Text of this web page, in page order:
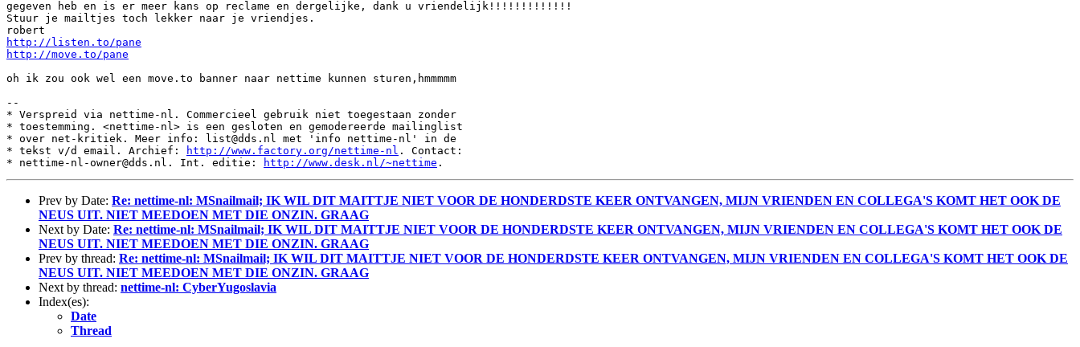
gegeven heb en is er meer kans op reclame en dergelijke, dank u vriendelijk!!!!!!!!!!!!!
Stuur je mailtjes toch lekker naar je vriendjes.
http://listen.to/pane
http://move.to/pane
oh ik zou ook wel een move.to banner naar nettime kunnen sturen,hmmmmm
--
* Verspreid via nettime-nl. Commercieel gebruik niet toegestaan zonder
* toestemming. <nettime-nl> is een gesloten en gemodereerde mailinglist
* over net-kritiek. Meer info: list@dds.nl met 'info nettime-nl' in de
* tekst v/d email. Archief:
http://www.factory.org/nettime-nl . Contact:
* nettime-nl-owner@dds.nl. Int. editie:
http://www.desk.nl/~nettime
Prev by Date: Re: nettime-nl: MSnailmail; IK WIL DIT MAITTJE NIET VOOR DE HONDERDSTE KEER ONTVANGEN, MIJN VRIENDEN EN COLLEGA'S KOMT HET OOK DE
NEUS UIT. NIET MEEDOEN MET DIE ONZIN. GRAAG
Next by Date: Re: nettime-nl: MSnailmail; IK WIL DIT MAITTJE NIET VOOR DE HONDERDSTE KEER ONTVANGEN, MIJN VRIENDEN EN COLLEGA'S KOMT HET OOK DE
NEUS UIT. NIET MEEDOEN MET DIE ONZIN. GRAAG
Prev by thread: Re: nettime-nl: MSnailmail; IK WIL DIT MAITTJE NIET VOOR DE HONDERDSTE KEER ONTVANGEN, MIJN VRIENDEN EN COLLEGA'S KOMT HET OOK DE
NEUS UIT. NIET MEEDOEN MET DIE ONZIN. GRAAG
Next by thread: nettime-nl: CyberYugoslavia
Index(es):
Date
Thread